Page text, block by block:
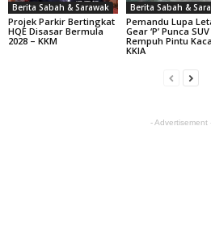
Berita Sabah & Sarawak
Projek Parkir Bertingkat
HQE Disasar Bermula
2028 – KKM
Berita Sabah &
Pemandu Lupa
Gear ‘P’ Punca SUV
Rempuh Pintu
KKIA
- Advertisement